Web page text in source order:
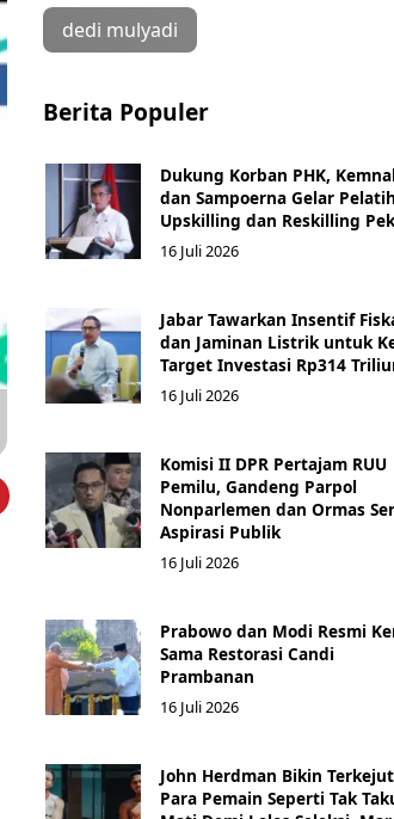
dedi mulyadi
Berita Populer
Dukung Korban PHK,
dan Sampoerna Gelar
Upskilling dan Reskilling
16 Juli 2026
Jabar Tawarkan Insentif
dan Jaminan Listrik untuk
Target Investasi Rp314
16 Juli 2026
Komisi II DPR Pertajam RUU
Pemilu, Gandeng Parpol
Nonparlemen dan Ormas
Aspirasi Publik
16 Juli 2026
Prabowo dan Modi Resmi
Sama Restorasi Candi
Prambanan
16 Juli 2026
John Herdman Bikin
Para Pemain Seperti Tak